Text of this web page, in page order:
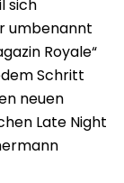
sich
umbenannt
Royale“
Schritt
neuen
Late Night